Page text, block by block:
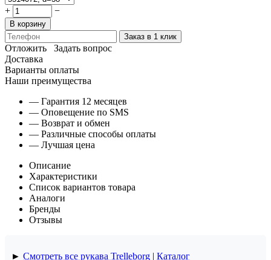
+ −
В корзину
Заказ в 1 клик
Отложить
Задать вопрос
Доставка
Варианты оплаты
Наши преимущества
— Гарантия 12 месяцев
— Оповещение по SMS
— Возврат и обмен
— Различные способы оплаты
— Лучшая цена
Описание
Характеристики
Список вариантов товара
Аналоги
Бренды
Отзывы
► Смотреть все рукава Trelleborg | Каталог